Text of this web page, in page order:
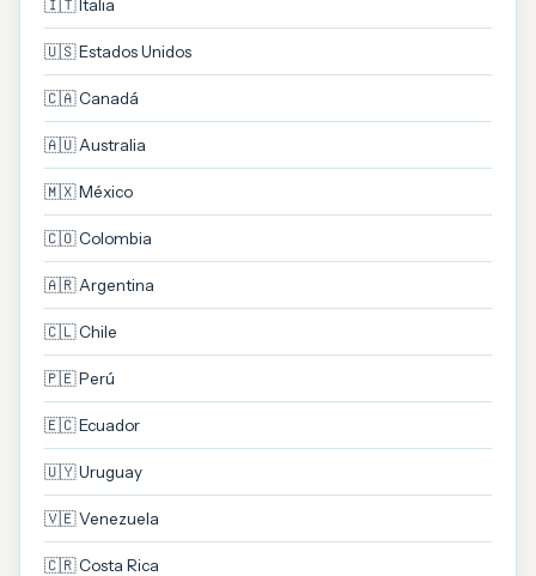
🇮🇹 Italia
🇺🇸 Estados Unidos
🇨🇦 Canadá
🇦🇺 Australia
🇲🇽 México
🇨🇴 Colombia
🇦🇷 Argentina
🇨🇱 Chile
🇵🇪 Perú
🇪🇨 Ecuador
🇺🇾 Uruguay
🇻🇪 Venezuela
🇨🇷 Costa Rica